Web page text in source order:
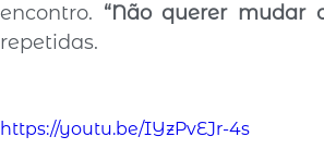
encontro. “Não querer mudar
repetidas.
https://youtu.be/IYzPvEJr-4s